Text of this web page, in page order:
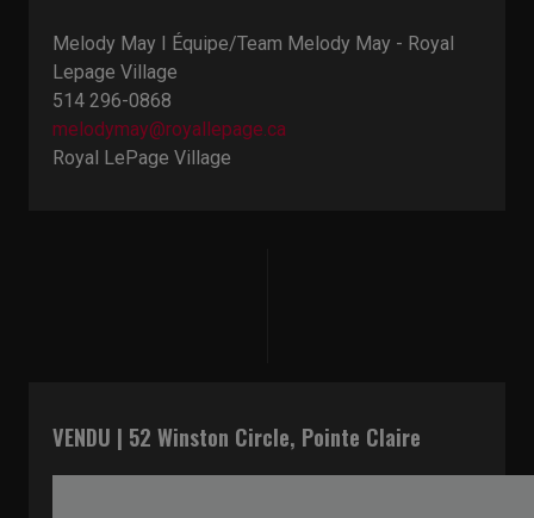
Melody May I Équipe/Team Melody May - Royal
Lepage Village
514 296-0868
melodymay@royallepage.ca
Royal LePage Village
VENDU | 52 Winston Circle, Pointe Claire